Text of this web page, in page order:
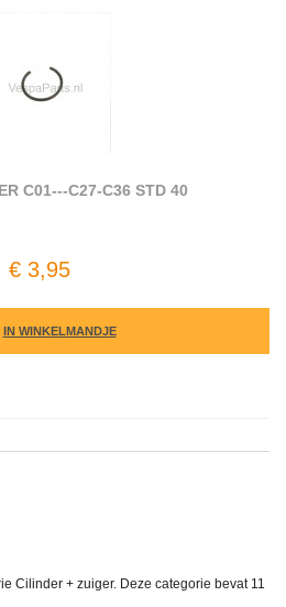
C01---C27-C36 STD 40
€ 3,95
IN WINKELMANDJE
Cilinder + zuiger. Deze categorie bevat 11